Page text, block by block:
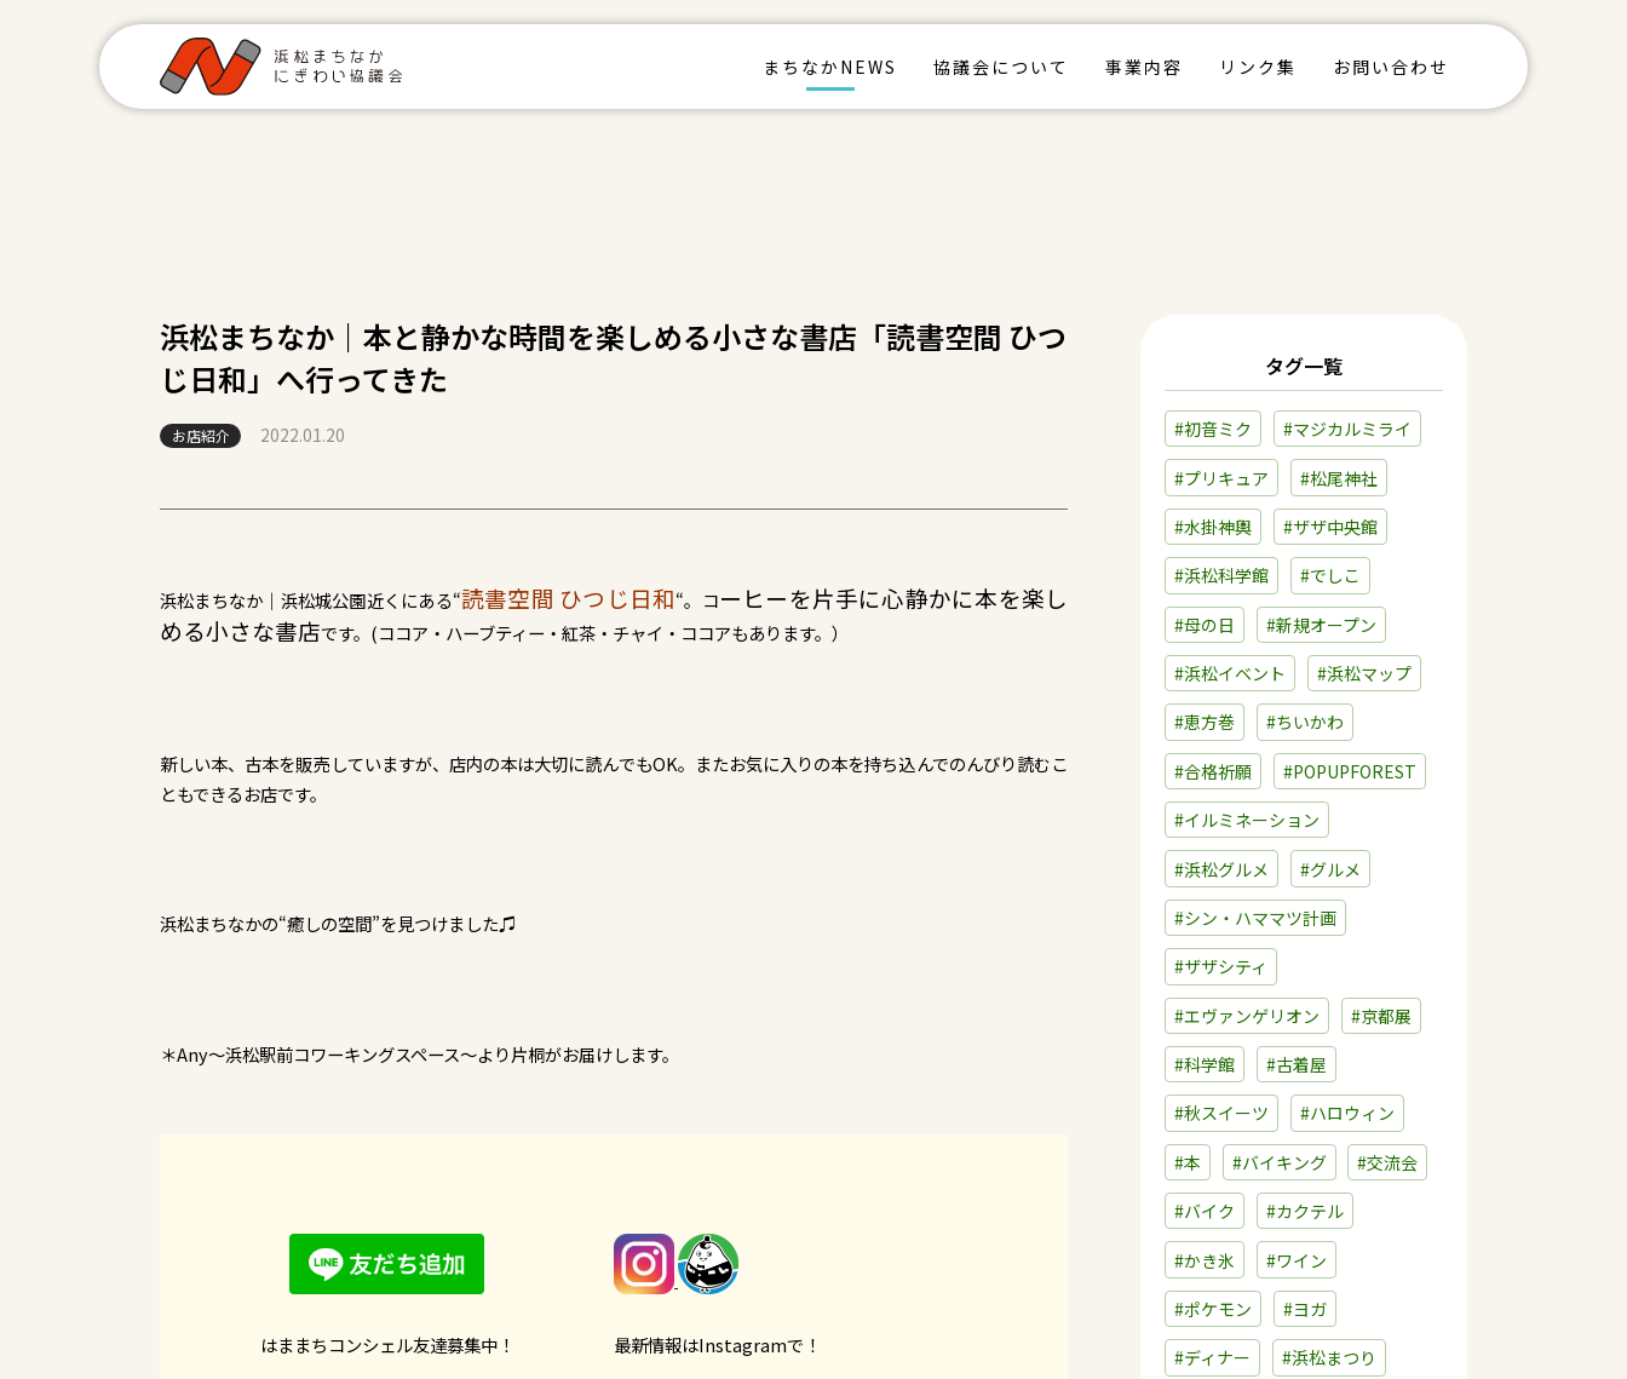
まちなかNEWS 協議会について 事業内容 リンク集 お問い合わせ
浜松まちなか｜本と静かな時間を楽しめる小さな書店「読書空間 ひつ
じ日和」へ行ってきた
お店紹介 2022.01.20
浜松まちなか｜浜松城公園近くにある“読書空間 ひつじ日和“。 コーヒーを片手に心静かに本を楽し
める小さな書店です。(ココア・ハーブティー・紅茶・チャイ・ココアもあります。）
新しい本、古本を販売していますが、店内の本は大切に読んでもOK。またお気に入りの本を持ち込んでのんびり読むこ
ともできるお店です。
浜松まちなかの“癒しの空間”を見つけました♫
＊Any～浜松駅前コワーキングスペース～より片桐がお届けします。
はままちコンシェル友達募集中！ 最新情報はInstagramで！
タグ一覧
#初音ミク #マジカルミライ
#プリキュア #松尾神社
#水掛神輿 #ザザ中央館
#浜松科学館 #でしこ
#母の日 #新規オープン
#浜松イベント #浜松マップ
#恵方巻 #ちいかわ
#合格祈願 #POPUPFOREST
#イルミネーション
#浜松グルメ #グルメ
#シン・ハママツ計画
#ザザシティ
#エヴァンゲリオン #京都展
#科学館 #古着屋
#秋スイーツ #ハロウィン
#本 #バイキング #交流会
#バイク #カクテル
#かき氷 #ワイン
#ポケモン #ヨガ
#ディナー #浜松まつり